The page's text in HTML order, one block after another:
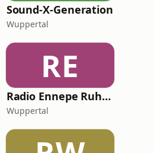
Sound-X-Generation
Wuppertal
RE
Radio Ennepe Ruhr - Dein New Country Radio
Wuppertal